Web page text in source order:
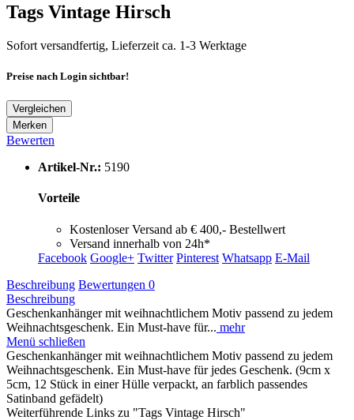
Tags Vintage Hirsch
Sofort versandfertig, Lieferzeit ca. 1-3 Werktage
Preise nach Login sichtbar!
Vergleichen
Merken
Bewerten
Artikel-Nr.: 5190
Vorteile
Kostenloser Versand ab € 400,- Bestellwert
Versand innerhalb von 24h*
Facebook Google+ Twitter Pinterest Whatsapp E-Mail
Beschreibung Bewertungen 0
Beschreibung
Geschenkanhänger mit weihnachtlichem Motiv passend zu jedem
Weihnachtsgeschenk. Ein Must-have für... mehr
Menü schließen
Geschenkanhänger mit weihnachtlichem Motiv passend zu jedem
Weihnachtsgeschenk. Ein Must-have für jedes Geschenk. (9cm x
5cm, 12 Stück in einer Hülle verpackt, an farblich passendes
Satinband gefädelt)
Weiterführende Links zu "Tags Vintage Hirsch"